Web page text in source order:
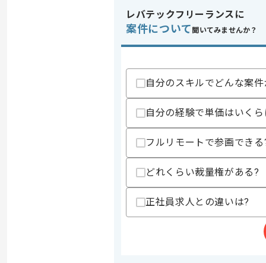
レバテックフリーランスに
案件について 聞いてみませんか？
自分のスキルでどんな案
自分の経験で単価はいく
フルリモートで参画できる
どれくらい裁量権がある?
正社員求人との違いは?